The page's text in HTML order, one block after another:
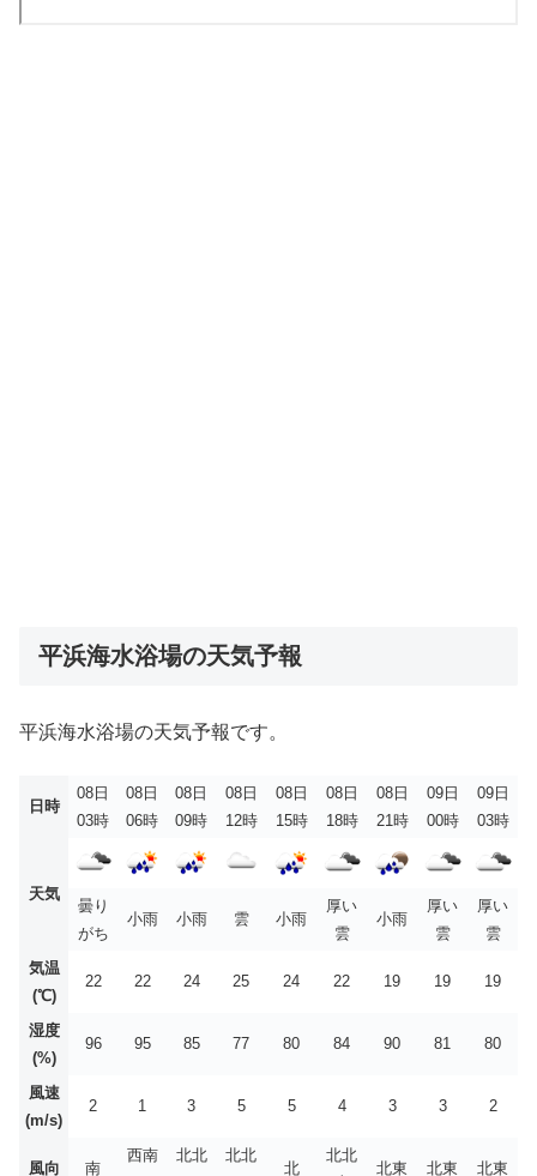
平浜海水浴場の天気予報
平浜海水浴場の天気予報です。
日時
08日
03時
08日
06時
08日
09時
08日
12時
08日
15時
08日
18時
08日
21時
09日
00時
09日
03時
天気
曇り
がち
小雨 小雨 雲 小雨
厚い
雲
小雨
厚い
雲
厚い
雲
気温
(℃)
22 22 24 25 24 22 19 19 19
湿度
(%)
96 95 85 77 80 84 90 81 80
風速
(m/s)
2 1 3 5 5 4 3 3 2
風向 南
西南
北北
北北
北
北北
北東 北東 北東